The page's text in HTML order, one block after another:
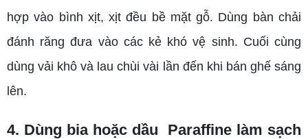
hợp vào bình xịt, xịt đều bề mặt gỗ. Dùng bàn chải
đánh răng đưa vào các kẻ khó vệ sinh. Cuối cùng
dùng vải khô và lau chùi vài lần đến khi bán ghế sáng
lên.
4. Dùng bia hoặc dầu Paraffine làm sạch